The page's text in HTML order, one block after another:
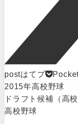
postはてブ
2015年高校野球
ドラフト候補（高校
高校野球